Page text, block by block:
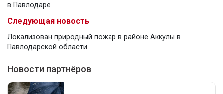
в Павлодаре
Следующая новость
Локализован природный пожар в районе Аккулы в
Павлодарской области